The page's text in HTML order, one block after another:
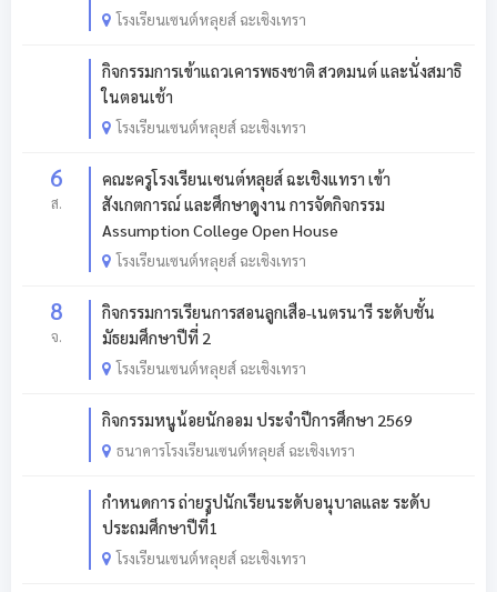
โรงเรียนเซนต์หลุยส์ ฉะเชิงเทรา
กิจกรรมการเข้าแถวเคารพธงชาติ สวดมนต์ และนั่งสมาธิ
ในตอนเช้า
โรงเรียนเซนต์หลุยส์ ฉะเชิงเทรา
6
ส.
คณะครูโรงเรียนเซนต์หลุยส์ ฉะเชิงแทรา เข้า
สังเกตการณ์ และศึกษาดูงาน การจัดกิจกรรม
Assumption College Open House
โรงเรียนเซนต์หลุยส์ ฉะเชิงเทรา
8
จ.
กิจกรรมการเรียนการสอนลูกเสือ-เนตรนารี ระดับชั้น
มัธยมศึกษาปีที่ 2
โรงเรียนเซนต์หลุยส์ ฉะเชิงเทรา
กิจกรรมหนูน้อยนักออม ประจำปีการศึกษา 2569
ธนาคารโรงเรียนเซนต์หลุยส์ ฉะเชิงเทรา
กำหนดการ ถ่ายรูปนักเรียนระดับอนุบาลและ ระดับ
ประถมศึกษาปีที่1
โรงเรียนเซนต์หลุยส์ ฉะเชิงเทรา